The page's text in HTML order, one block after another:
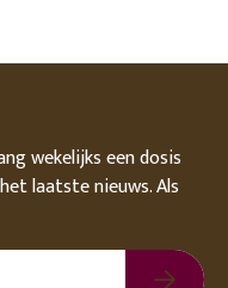
wekelijks een dosis
laatste nieuws. Als